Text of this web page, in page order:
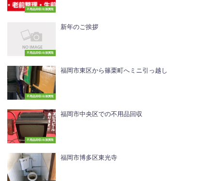
不用品回収/出張買取
不用品回収/出張買取
新年のご挨拶
不用品回収/出張買取
福岡市東区から篠栗町へミニ引っ越し
不用品回収/出張買取
福岡市中央区での不用品回収
福岡市博多区東光寺